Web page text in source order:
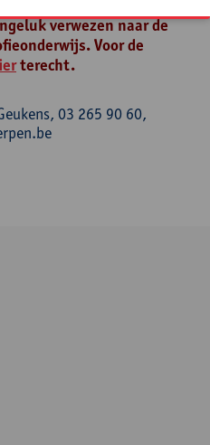
verwezen naar de
Voor de
terecht.
03 265 90 60,